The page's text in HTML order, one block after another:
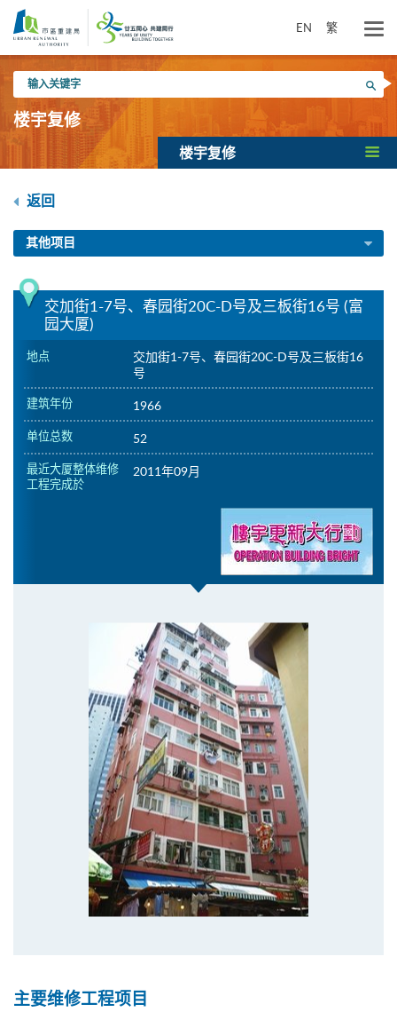
内
EN 繁
入
关
键
搜寻
楼宇复修
楼宇复修
返回
其他项目
交加街1-7号、春园街20C-D号及三板街16号 (富
园大厦)
地点
交加街1-7号、春园街20C-D号及三板街16
号
建筑年份 1966
单位总数 52
最近大厦整体维修
工程完成於
2011年09月
主要维修工程项目